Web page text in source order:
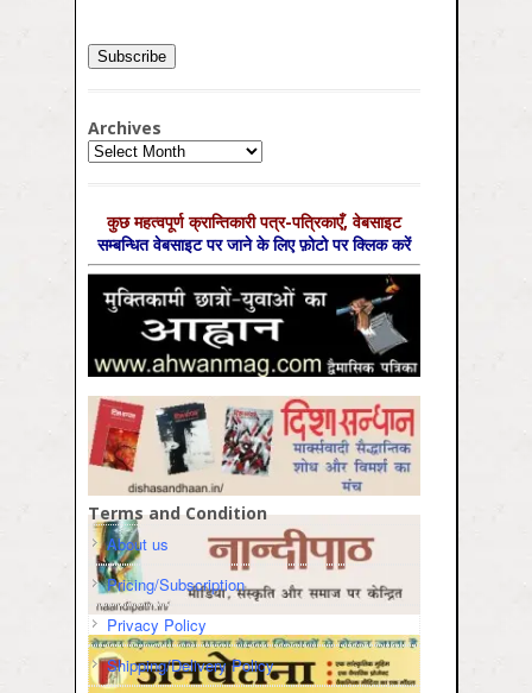
Archives
Archives
कुछ महत्‍वपूर्ण क्रान्तिकारी पत्र-पत्रिकाएँ, वेबसाइट
सम्‍बन्धित वेबसाइट पर जाने के लिए फ़ोटो पर क्लिक करें
Terms and Condition
About us
Pricing/Subscription
Privacy Policy
Shipping/Delivery Policy